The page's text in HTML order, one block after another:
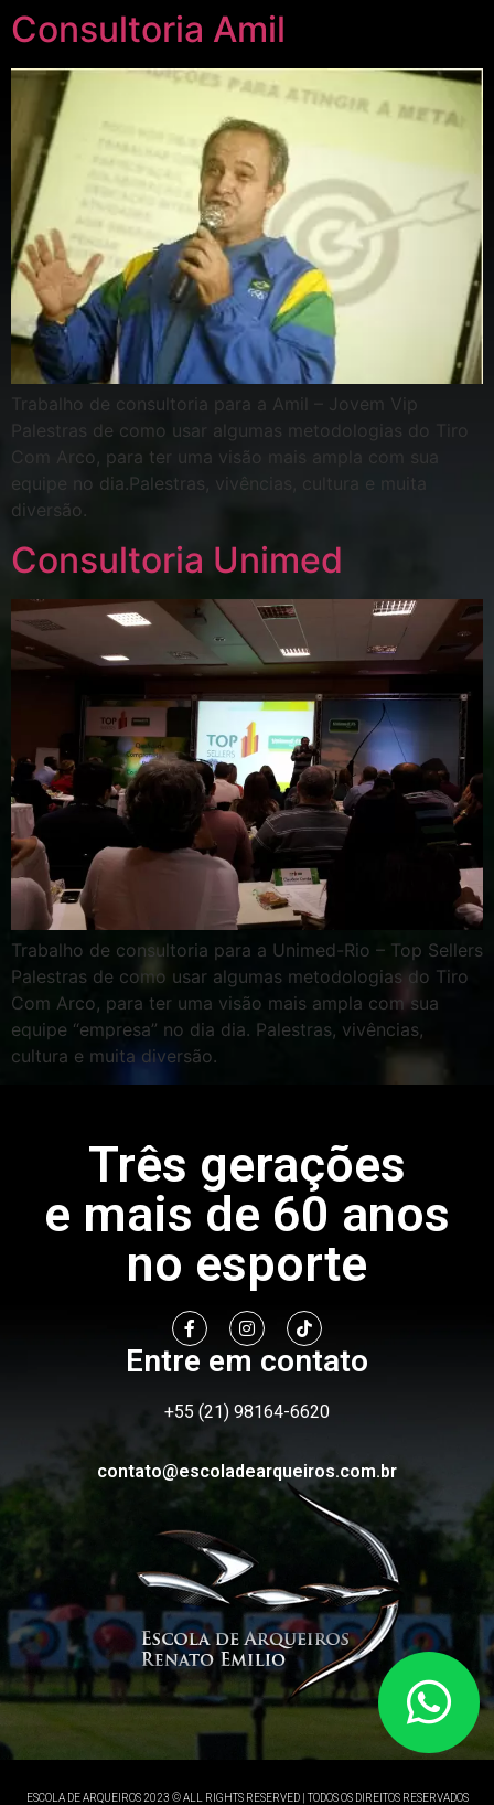
Consultoria Amil
Trabalho de consultoria para a Amil – Jovem Vip
Palestras de como usar algumas metodologias do Tiro
Com Arco, para ter uma visão mais ampla com sua
equipe no dia.Palestras, vivências, cultura e muita
diversão.
Consultoria Unimed
Trabalho de consultoria para a Unimed-Rio – Top Sellers
Palestras de como usar algumas metodologias do Tiro
Com Arco, para ter uma visão mais ampla com sua
equipe “empresa” no dia dia. Palestras, vivências,
cultura e muita diversão.
Três gerações
e mais de 60 anos
no esporte
Entre em contato
+55 (21) 98164-6620
contato@escoladearqueiros.com.br
ESCOLA DE ARQUEIROS 2023 © ALL RIGHTS RESERVED | TODOS OS DIREITOS RESERVADOS